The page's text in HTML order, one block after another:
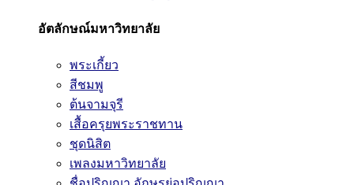
อัตลักษณ์มหาวิทยาลัย
พระเกี้ยว
สีชมพู
ต้นจามจุรี
เสื้อครุยพระราชทาน
ชุดนิสิต
เพลงมหาวิทยาลัย